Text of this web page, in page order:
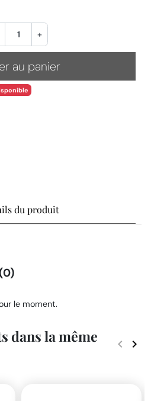
+
au panier
du produit
le moment.
dans la même
keyboard_arrow_left keyboard_arrow_right